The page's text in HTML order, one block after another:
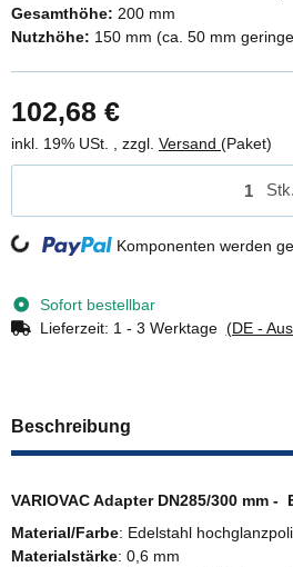
Gesamthöhe: 200 mm
Nutzhöhe: 150 mm (ca. 50 mm
102,68 €
inkl. 19% USt. , zzgl. Versand (Paket)
Stk.
Loading... Komponenten werden
Sofort bestellbar
Lieferzeit: 1 - 3 Werktage (DE -
Beschreibung
VARIOVAC Adapter DN285/300 mm
Material/Farbe: Edelstahl
Materialstärke: 0,6 mm